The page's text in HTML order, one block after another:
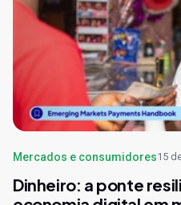
Mercados e consumidores15
Dinheiro: a ponte